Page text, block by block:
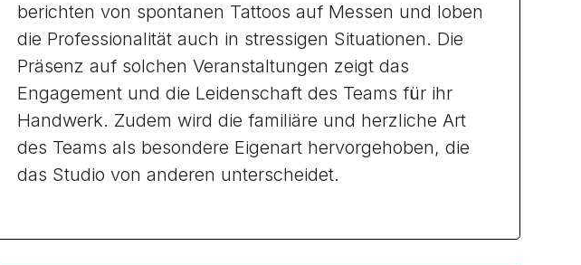
berichten von spontanen Tattoos auf Messen und loben
die Professionalität auch in stressigen Situationen. Die
Präsenz auf solchen Veranstaltungen zeigt das
Engagement und die Leidenschaft des Teams für ihr
Handwerk. Zudem wird die familiäre und herzliche Art
des Teams als besondere Eigenart hervorgehoben, die
das Studio von anderen unterscheidet.